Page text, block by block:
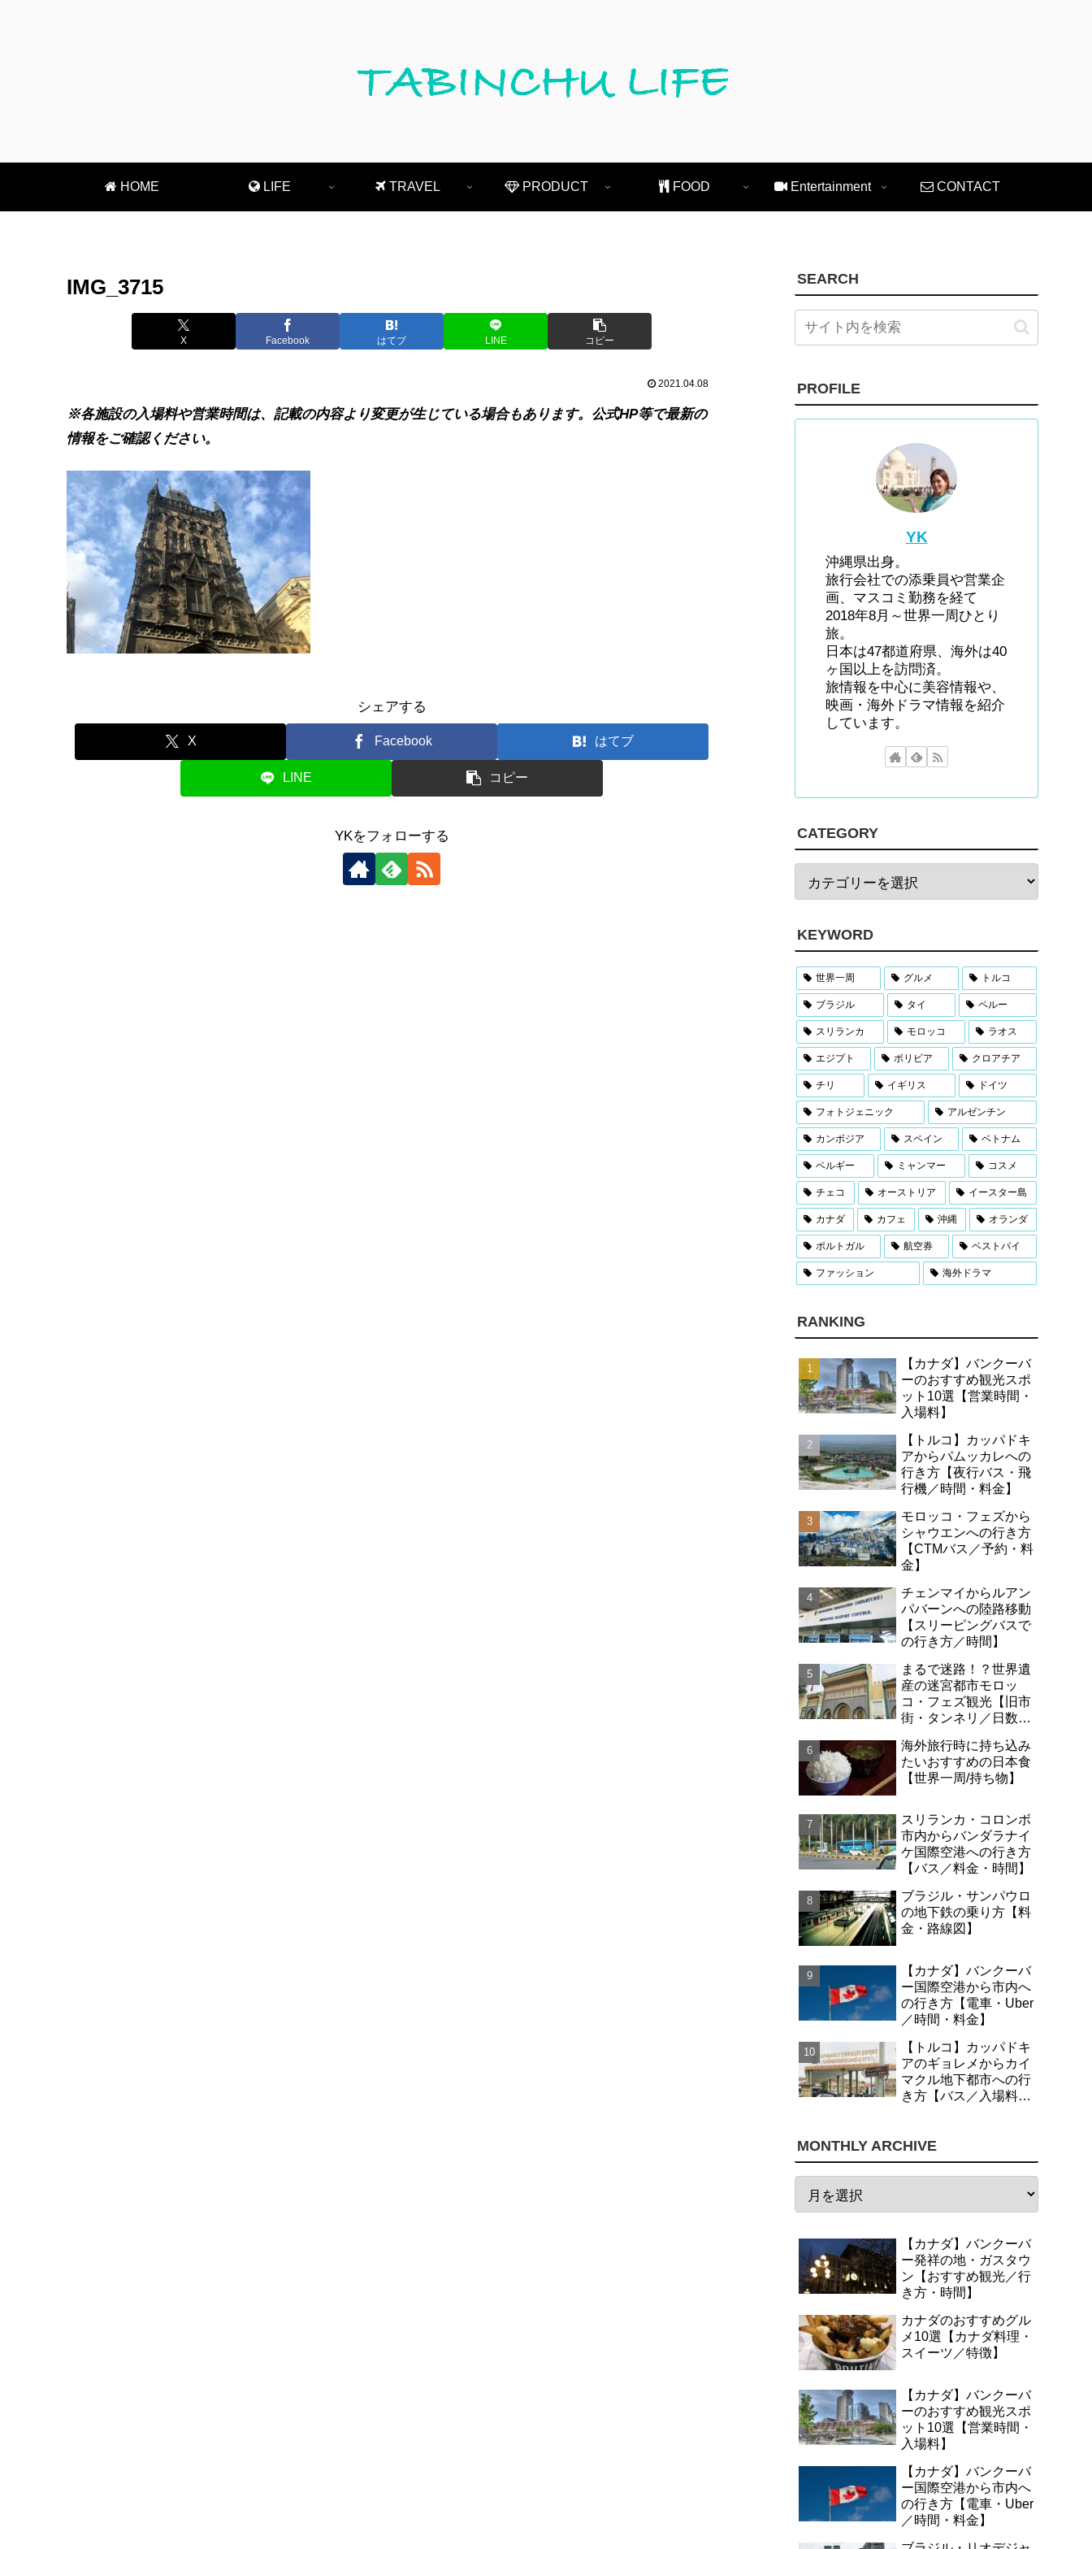
HOME LIFE TRAVEL PRODUCT FOOD Entertainment CONTACT
IMG_3715
X Facebook はてブ LINE コピー
2021.04.08
※各施設の入場料や営業時間は、記載の内容より変更が生じている場合もあります。公式HP等で最新の
情報をご確認ください。
シェアする
X Facebook はてブ
LINE コピー
YKをフォローする
SEARCH
PROFILE
YK
沖縄県出身。
旅行会社での添乗員や営業企
画、マスコミ勤務を経て
2018年8月～世界一周ひとり
旅。
日本は47都道府県、海外は40
ヶ国以上を訪問済。
旅情報を中心に美容情報や、
映画・海外ドラマ情報を紹介
しています。
CATEGORY
KEYWORD
世界一周 グルメ トルコ
ブラジル タイ ペルー
スリランカ モロッコ ラオス
エジプト ボリビア クロアチア
チリ イギリス ドイツ
フォトジェニック アルゼンチン
カンボジア スペイン ベトナム
ベルギー ミャンマー コスメ
チェコ オーストリア イースター島
カナダ カフェ 沖縄 オランダ
ポルトガル 航空券 ベストバイ
ファッション 海外ドラマ
RANKING
【カナダ】バンクーバ
ーのおすすめ観光スポ
ット10選【営業時間・
入場料】
【トルコ】カッパドキ
アからパムッカレへの
行き方【夜行バス・飛
行機／時間・料金】
モロッコ・フェズから
シャウエンへの行き方
【CTMバス／予約・料
金】
チェンマイからルアン
パバーンへの陸路移動
【スリーピングバスで
の行き方／時間】
まるで迷路！？世界遺
産の迷宮都市モロッ
コ・フェズ観光【旧市
街・タンネリ／日数・
海外旅行時に持ち込み
たいおすすめの日本食
【世界一周/持ち物】
スリランカ・コロンボ
市内からバンダラナイ
ケ国際空港への行き方
【バス／料金・時間】
ブラジル・サンパウロ
の地下鉄の乗り方【料
金・路線図】
【カナダ】バンクーバ
ー国際空港から市内へ
の行き方【電車・Uber
／時間・料金】
【トルコ】カッパドキ
アのギョレメからカイ
マクル地下都市への行
き方【バス／入場料・
MONTHLY ARCHIVE
【カナダ】バンクーバ
ー発祥の地・ガスタウ
ン【おすすめ観光／行
き方・時間】
カナダのおすすめグル
メ10選【カナダ料理・
スイーツ／特徴】
【カナダ】バンクーバ
ーのおすすめ観光スポ
ット10選【営業時間・
入場料】
【カナダ】バンクーバ
ー国際空港から市内へ
の行き方【電車・Uber
／時間・料金】